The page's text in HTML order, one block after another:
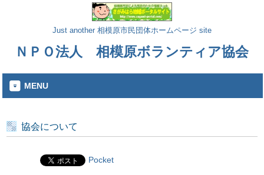
Just another 相模原市民団体ホームページ site
ＮＰＯ法人 相模原ボランティア協会
MENU
協会について
Pocket